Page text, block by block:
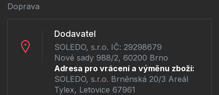
Doprava
Dodavatel
SOLEDO, s.r.o. IČ: 29298679
Nové sady 988/2, 60200 Brno
Adresa pro vrácení a výměnu zboží:
SOLEDO, s.r.o. Brněnská 20/3 Areál
Tylex, Letovice 67961